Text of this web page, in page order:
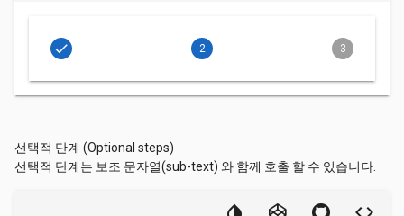
check 2 3
선택적 단계 (Optional steps)
선택적 단계는 보조 문자열(sub-text) 와 함께 호출 할 수 있습니다.